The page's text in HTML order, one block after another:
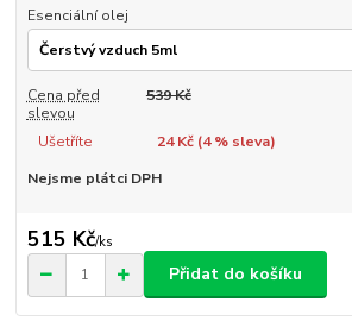
Esenciální olej
Cena před
slevou
539 Kč
Ušetříte 24 Kč (4% sleva)
Nejsme plátci DPH
515 Kč/ks
Přidat do košíku